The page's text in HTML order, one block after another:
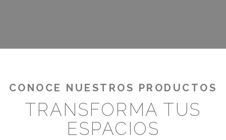
CONOCE NUESTROS PRODUCTOS
TRANSFORMA TUS
ESPACIOS